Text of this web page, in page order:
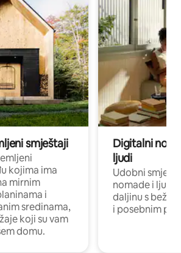
smještaji
kojima ima
mirnim
i
sredinama,
koji su vam
domu.
Digitalni
ljudi
Udobni
nomade i ljude
daljinu s
i posebnim